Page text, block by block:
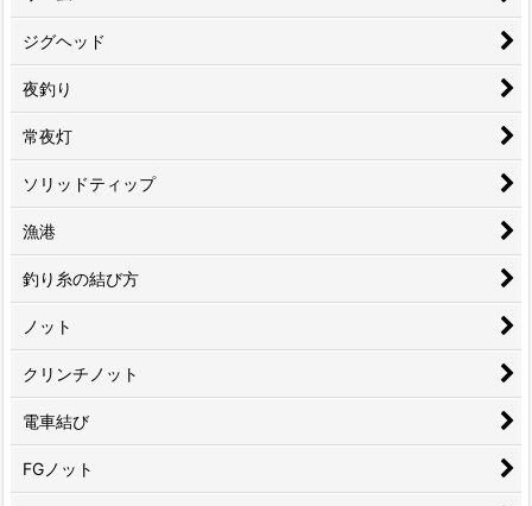
ジグヘッド
夜釣り
常夜灯
ソリッドティップ
漁港
釣り糸の結び方
ノット
クリンチノット
電車結び
FGノット